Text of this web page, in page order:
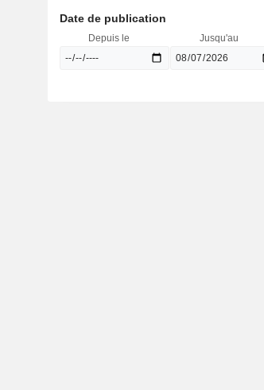
Date de publication
Depuis le Jusqu'au